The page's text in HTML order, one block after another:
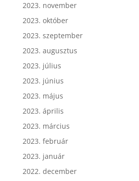
2023. november
2023. október
2023. szeptember
2023. augusztus
2023. július
2023. június
2023. május
2023. április
2023. március
2023. február
2023. január
2022. december